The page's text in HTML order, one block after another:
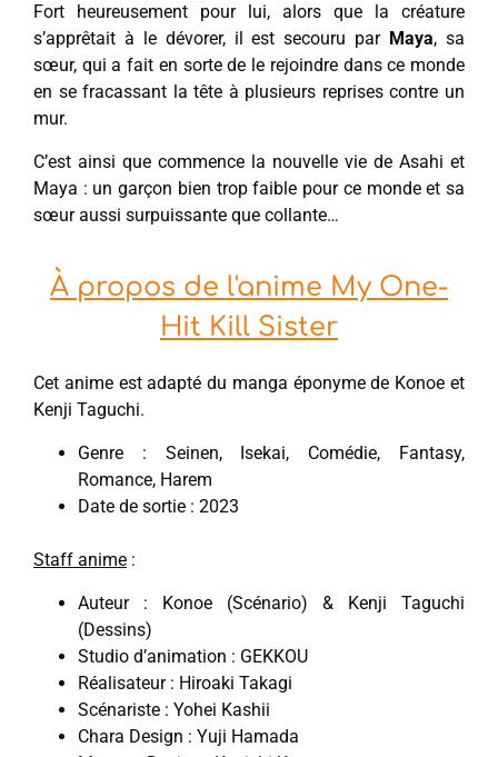
Fort heureusement pour lui, alors que la créature
s’apprêtait à le dévorer, il est secouru par Maya, sa
sœur, qui a fait en sorte de le rejoindre dans ce monde
en se fracassant la tête à plusieurs reprises contre un
mur.
C’est ainsi que commence la nouvelle vie de Asahi et
Maya : un garçon bien trop faible pour ce monde et sa
sœur aussi surpuissante que collante…
À propos de l'anime My One-
Hit Kill Sister
Cet anime est adapté du manga éponyme de Konoe et
Kenji Taguchi.
Genre : Seinen, Isekai, Comédie, Fantasy,
Romance, Harem
Date de sortie : 2023
Staff anime :
Auteur : Konoe (Scénario) & Kenji Taguchi
(Dessins)
Studio d’animation : GEKKOU
Réalisateur : Hiroaki Takagi
Scénariste : Yohei Kashii
Chara Design : Yuji Hamada